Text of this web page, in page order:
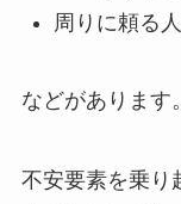
周りに頼る
などがあります。
不安要素を乗り